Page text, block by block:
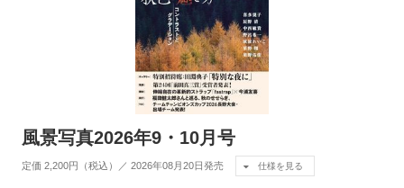
風景写真2026年9・10月号
定価 2,200円（税込）／ 2026年08月20日発売 仕様を見る